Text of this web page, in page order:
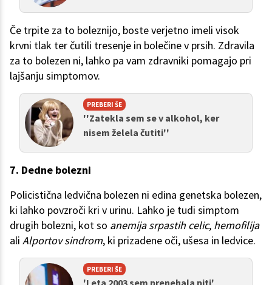
Če trpite za to boleznijo, boste verjetno imeli visok
krvni tlak ter čutili tresenje in bolečine v prsih. Zdravila
za to bolezen ni, lahko pa vam zdravniki pomagajo pri
lajšanju simptomov.
PREBERI ŠE
''Zatekla sem se v alkohol, ker
nisem želela čutiti''
7. Dedne bolezni
Policistična ledvična bolezen ni edina genetska bolezen,
ki lahko povzroči kri v urinu. Lahko je tudi simptom
drugih bolezni, kot so anemija srpastih celic, hemofilija
ali Alportov sindrom, ki prizadene oči, ušesa in ledvice.
PREBERI ŠE